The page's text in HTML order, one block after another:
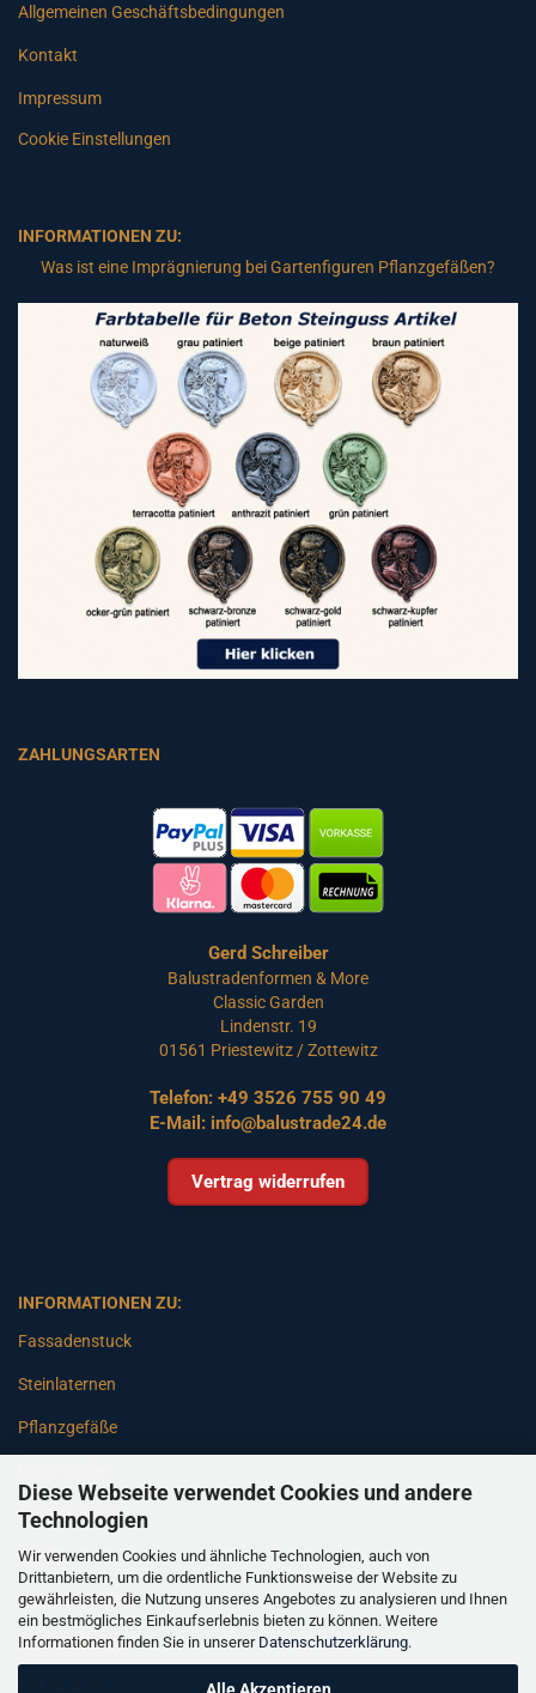
Diese Webseite verwendet Cookies und andere
Technologien
Wir verwenden Cookies und ähnliche Technologien, auch von
Drittanbietern, um die ordentliche Funktionsweise der Website zu
gewährleisten, die Nutzung unseres Angebotes zu analysieren und Ihnen
ein bestmögliches Einkaufserlebnis bieten zu können. Weitere
Informationen finden Sie in unserer Datenschutzerklärung.
Alle Akzeptieren
Allgemeinen Geschäftsbedingungen
Kontakt
Impressum
Cookie Einstellungen
INFORMATIONEN ZU:
Was ist eine Imprägnierung bei Gartenfiguren Pflanzgefäßen?
ZAHLUNGSARTEN
Gerd Schreiber
Balustradenformen & More
Classic Garden
Lindenstr. 19
01561 Priestewitz / Zottewitz
Telefon: +49 3526 755 90 49
E-Mail: info@balustrade24.de
Vertrag widerrufen
INFORMATIONEN ZU:
Fassadenstuck
Steinlaternen
Pflanzgefäße
Gartenbänke
Pfeiler
Gartenbrunnen
Gartenfiguren